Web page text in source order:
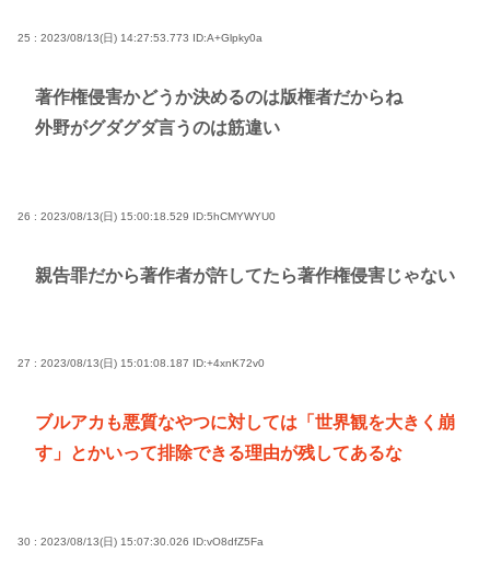
25 : 2023/08/13(日) 14:27:53.773 ID:A+Glpky0a
著作権侵害かどうか決めるのは版権者だからね
外野がグダグダ言うのは筋違い
26 : 2023/08/13(日) 15:00:18.529 ID:5hCMYWYU0
親告罪だから著作者が許してたら著作権侵害じゃない
27 : 2023/08/13(日) 15:01:08.187 ID:+4xnK72v0
ブルアカも悪質なやつに対しては「世界観を大きく崩
す」とかいって排除できる理由が残してあるな
30 : 2023/08/13(日) 15:07:30.026 ID:vO8dfZ5Fa